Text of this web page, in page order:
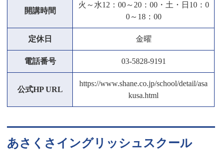
開講時間
火～水12：00～20：00・土・日10：0
0～18：00
定休日 金曜
電話番号 03-5828-9191
公式HP URL
https://www.shane.co.jp/school/detail/asa
kusa.html
あさくさイングリッシュスクール